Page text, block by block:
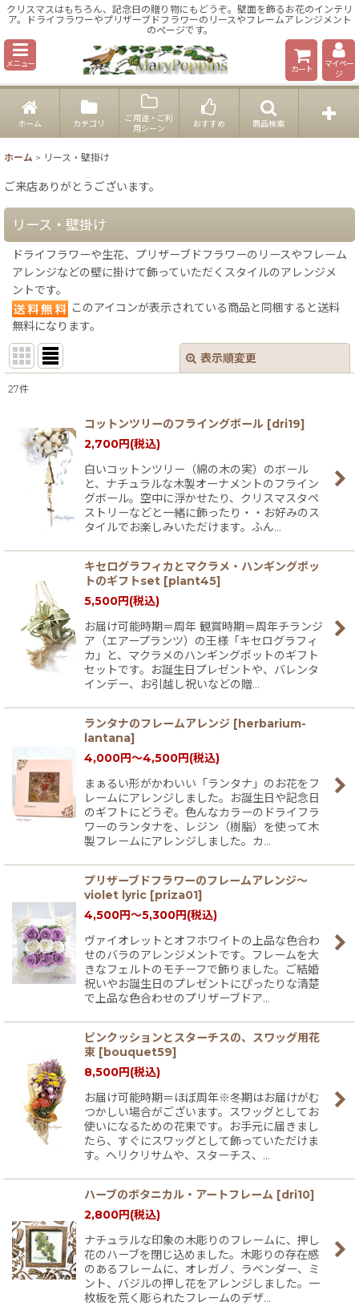
クリスマスはもちろん、記念日の贈り物にもどうぞ。壁面を飾るお花のインテリ
ア。ドライフラワーやプリザーブドフラワーのリースやフレームアレンジメント
のページです。
メニュー カート
マイペー
ジ
ホーム カテゴリ
ご用途・ご利
用シーン
おすすめ 商品検索
ホーム > リース・壁掛け
ご来店ありがとうございます。
リース・壁掛け
ドライフラワーや生花、プリザーブドフラワーのリースやフレーム
アレンジなどの壁に掛けて飾っていただくスタイルのアレンジメ
ントです。
このアイコンが表示されている商品と同梱すると送料
無料になります。
表示順変更
並び順:
絞り込む
27件
コットンツリーのフライングボール [dri19]
2,700円(税込)
白いコットンツリー（綿の木の実）のボール
と、ナチュラルな木製オーナメントのフライン
グボール。空中に浮かせたり、クリスマスタペ
ストリーなどと一緒に飾ったり・・お好みのス
タイルでお楽しみいただけます。ふん…
キセログラフィカとマクラメ・ハンギングポッ
トのギフトset [plant45]
5,500円(税込)
お届け可能時期＝周年 観賞時期＝周年チランジ
ア（エアープランツ）の王様「キセログラフィ
カ」と、マクラメのハンギングポットのギフト
セットです。お誕生日プレゼントや、バレンタ
インデー、お引越し祝いなどの贈…
ランタナのフレームアレンジ [herbarium-
lantana]
4,000円～4,500円(税込)
まぁるい形がかわいい「ランタナ」のお花をフ
レームにアレンジしました。お誕生日や記念日
のギフトにどうぞ。色んなカラーのドライフラ
ワーのランタナを、レジン（樹脂）を使って木
製フレームにアレンジしました。カ…
プリザーブドフラワーのフレームアレンジ〜
violet lyric [priza01]
4,500円～5,300円(税込)
ヴァイオレットとオフホワイトの上品な色合わ
せのバラのアレンジメントです。フレームを大
きなフェルトのモチーフで飾りました。ご結婚
祝いやお誕生日のプレゼントにぴったりな清楚
で上品な色合わせのプリザーブドア…
ピンクッションとスターチスの、スワッグ用花
束 [bouquet59]
8,500円(税込)
お届け可能時期＝ほぼ周年※冬期はお届けがむ
つかしい場合がございます。スワッグとしてお
使いになるための花束です。お手元に届きまし
たら、すぐにスワッグとして飾っていただけま
す。ヘリクリサムや、スターチス、…
ハーブのボタニカル・アートフレーム [dri10]
2,800円(税込)
ナチュラルな印象の木彫りのフレームに、押し
花のハーブを閉じ込めました。木彫りの存在感
のあるフレームに、オレガノ、ラベンダー、ミ
ント、バジルの押し花をアレンジしました。一
枚板を荒く彫られたフレームのデザ…